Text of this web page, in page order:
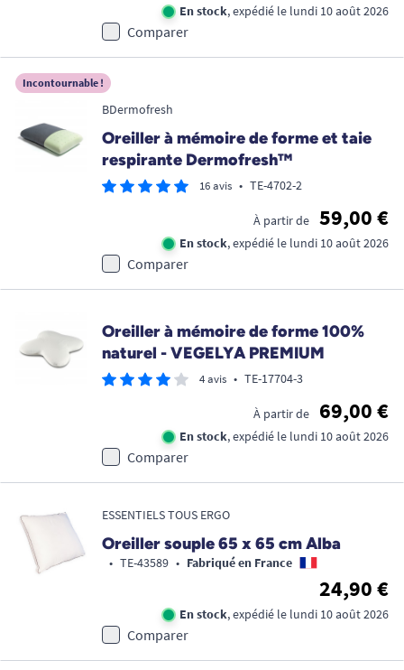
En stock, expédié le lundi 10 août 2026
Comparer
Incontournable !
BDermofresh
Oreiller à mémoire de forme et taie
respirante Dermofresh™
16 avis • TE-4702-2
À partir de 59,00 €
En stock, expédié le lundi 10 août 2026
Comparer
Oreiller à mémoire de forme 100%
naturel - VEGELYA PREMIUM
4 avis • TE-17704-3
À partir de 69,00 €
En stock, expédié le lundi 10 août 2026
Comparer
ESSENTIELS TOUS ERGO
Oreiller souple 65 x 65 cm Alba
• TE-43589 • Fabriqué en France
24,90 €
En stock, expédié le lundi 10 août 2026
Comparer